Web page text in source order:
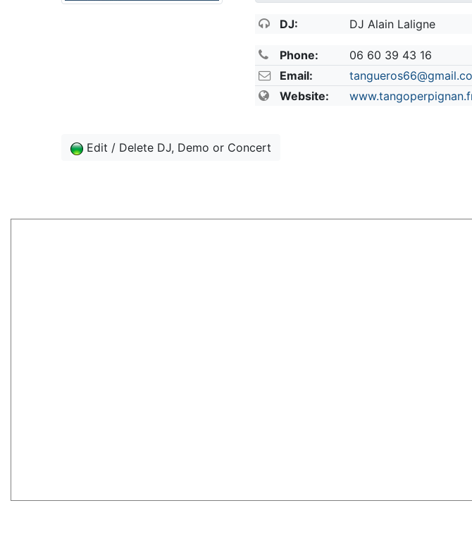
DJ: DJ Alain Laligne
Phone:
06 60 39 43 16
Email:
Website:
Edit / Delete DJ, Demo or Concert